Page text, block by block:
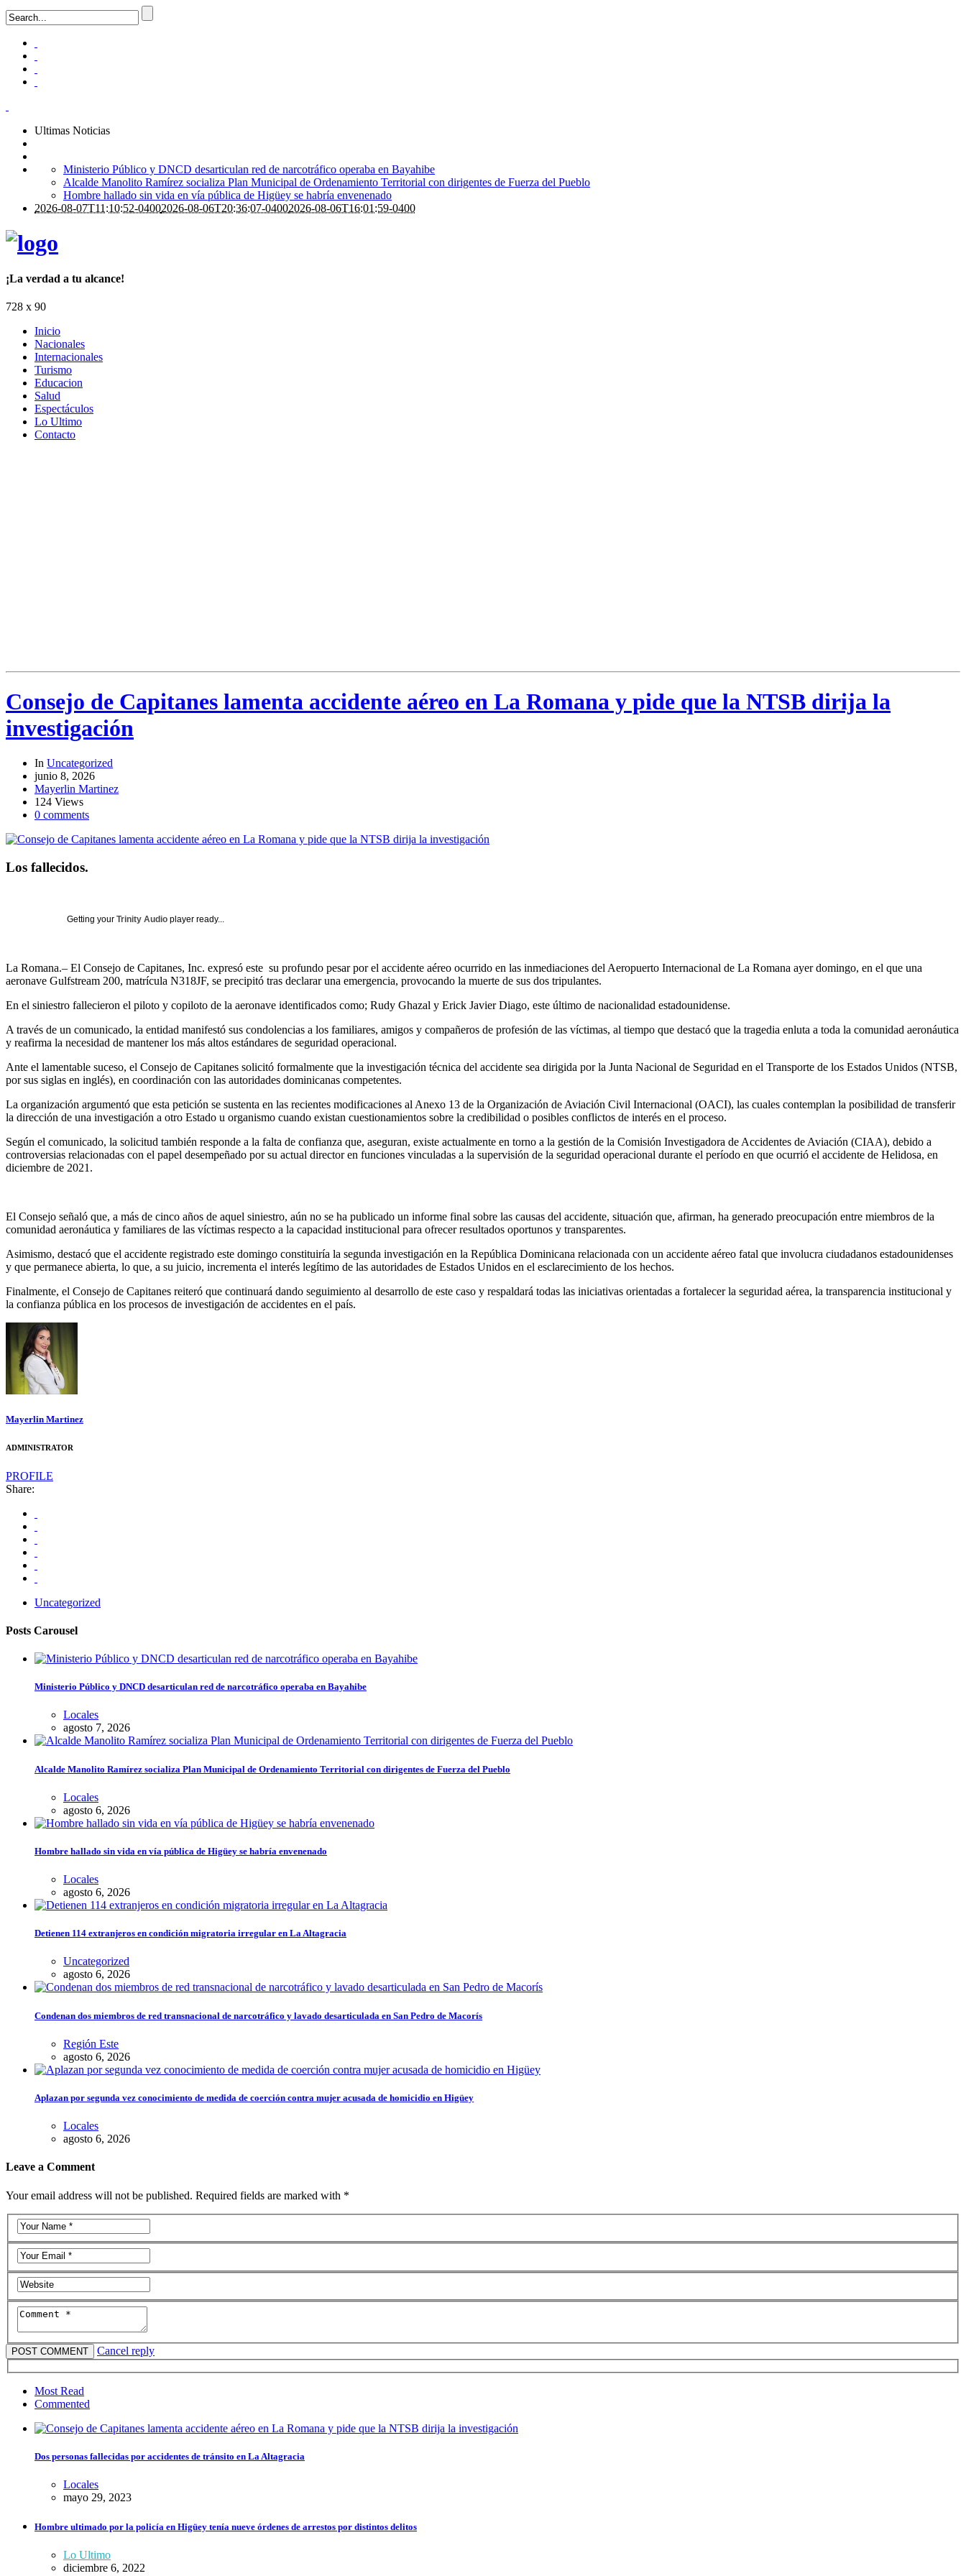
Ultimas Noticias
Ministerio Público y DNCD desarticulan red de narcotráfico operaba en Bayahibe
Alcalde Manolito Ramírez socializa Plan Municipal de Ordenamiento Territorial con dirigentes de Fuerza del Pueblo
Hombre hallado sin vida en vía pública de Higüey se habría envenenado
2026-08-07T11:10:52-04002026-08-06T20:36:07-04002026-08-06T16:01:59-0400
¡La verdad a tu alcance!
728 x 90
Inicio
Nacionales
Internacionales
Turismo
Educacion
Salud
Espectáculos
Lo Ultimo
Contacto
Consejo de Capitanes lamenta accidente aéreo en La Romana y pide que la NTSB dirija la
investigación
In Uncategorized
junio 8, 2026
Mayerlin Martinez
124 Views
0 comments
Los fallecidos.
Getting your Trinity Audio player ready...
La Romana.– El Consejo de Capitanes, Inc. expresó este su profundo pesar por el accidente aéreo ocurrido en las inmediaciones del Aeropuerto Internacional de La Romana ayer domingo, en el que una
aeronave Gulfstream 200, matrícula N318JF, se precipitó tras declarar una emergencia, provocando la muerte de sus dos tripulantes.
En el siniestro fallecieron el piloto y copiloto de la aeronave identificados como; Rudy Ghazal y Erick Javier Diago, este último de nacionalidad estadounidense.
A través de un comunicado, la entidad manifestó sus condolencias a los familiares, amigos y compañeros de profesión de las víctimas, al tiempo que destacó que la tragedia enluta a toda la comunidad aeronáutica
y reafirma la necesidad de mantener los más altos estándares de seguridad operacional.
Ante el lamentable suceso, el Consejo de Capitanes solicitó formalmente que la investigación técnica del accidente sea dirigida por la Junta Nacional de Seguridad en el Transporte de los Estados Unidos (NTSB,
por sus siglas en inglés), en coordinación con las autoridades dominicanas competentes.
La organización argumentó que esta petición se sustenta en las recientes modificaciones al Anexo 13 de la Organización de Aviación Civil Internacional (OACI), las cuales contemplan la posibilidad de transferir
la dirección de una investigación a otro Estado u organismo cuando existan cuestionamientos sobre la credibilidad o posibles conflictos de interés en el proceso.
Según el comunicado, la solicitud también responde a la falta de confianza que, aseguran, existe actualmente en torno a la gestión de la Comisión Investigadora de Accidentes de Aviación (CIAA), debido a
controversias relacionadas con el papel desempeñado por su actual director en funciones vinculadas a la supervisión de la seguridad operacional durante el período en que ocurrió el accidente de Helidosa, en
diciembre de 2021.
El Consejo señaló que, a más de cinco años de aquel siniestro, aún no se ha publicado un informe final sobre las causas del accidente, situación que, afirman, ha generado preocupación entre miembros de la
comunidad aeronáutica y familiares de las víctimas respecto a la capacidad institucional para ofrecer resultados oportunos y transparentes.
Asimismo, destacó que el accidente registrado este domingo constituiría la segunda investigación en la República Dominicana relacionada con un accidente aéreo fatal que involucra ciudadanos estadounidenses
y que permanece abierta, lo que, a su juicio, incrementa el interés legítimo de las autoridades de Estados Unidos en el esclarecimiento de los hechos.
Finalmente, el Consejo de Capitanes reiteró que continuará dando seguimiento al desarrollo de este caso y respaldará todas las iniciativas orientadas a fortalecer la seguridad aérea, la transparencia institucional y
la confianza pública en los procesos de investigación de accidentes en el país.
Mayerlin Martinez
ADMINISTRATOR
PROFILE
Share:
Uncategorized
Posts Carousel
Ministerio Público y DNCD desarticulan red de narcotráfico operaba en Bayahibe
Locales
agosto 7, 2026
Alcalde Manolito Ramírez socializa Plan Municipal de Ordenamiento Territorial con dirigentes de Fuerza del Pueblo
Locales
agosto 6, 2026
Hombre hallado sin vida en vía pública de Higüey se habría envenenado
Locales
agosto 6, 2026
Detienen 114 extranjeros en condición migratoria irregular en La Altagracia
Uncategorized
agosto 6, 2026
Condenan dos miembros de red transnacional de narcotráfico y lavado desarticulada en San Pedro de Macorís
Región Este
agosto 6, 2026
Aplazan por segunda vez conocimiento de medida de coerción contra mujer acusada de homicidio en Higüey
Locales
agosto 6, 2026
Leave a Comment
Your email address will not be published. Required fields are marked with *
Cancel reply
Most Read
Commented
Dos personas fallecidas por accidentes de tránsito en La Altagracia
Locales
mayo 29, 2023
Hombre ultimado por la policía en Higüey tenía nueve órdenes de arrestos por distintos delitos
Lo Ultimo
diciembre 6, 2022